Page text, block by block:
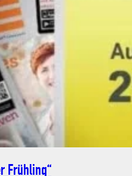
Messehalle &
Fachmesse für
der